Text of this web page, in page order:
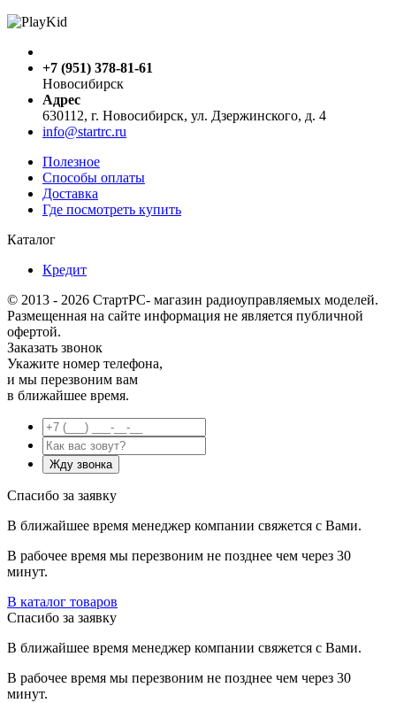
+7 (951) 378-81-61
Новосибирск
Адрес
630112, г. Новосибирск, ул. Дзержинского, д. 4
info@startrc.ru
Полезное
Способы оплаты
Доставка
Где посмотреть купить
Каталог
Кредит
© 2013 - 2026 СтартРС- магазин радиоуправляемых моделей.
Размещенная на сайте информация не является публичной
офертой.
Заказать звонок
Укажите номер телефона,
и мы перезвоним вам
в ближайшее время.
Спасибо за заявку
В ближайшее время менеджер компании свяжется с Вами.
В рабочее время мы перезвоним не позднее чем через 30
минут.
В каталог товаров
Спасибо за заявку
В ближайшее время менеджер компании свяжется с Вами.
В рабочее время мы перезвоним не позднее чем через 30
минут.